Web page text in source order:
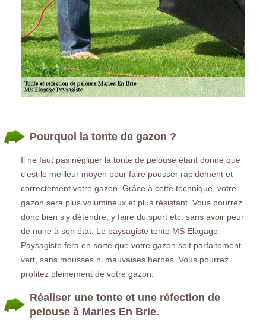
Pourquoi la tonte de gazon ?
Il ne faut pas négliger la tonte de pelouse étant donné que
c’est le meilleur moyen pour faire pousser rapidement et
correctement votre gazon. Grâce à cette technique, votre
gazon sera plus volumineux et plus résistant. Vous pourrez
donc bien s’y détendre, y faire du sport etc. sans avoir peur
de nuire à son état. Le paysagiste tonte MS Elagage
Paysagiste fera en sorte que votre gazon soit parfaitement
vert, sans mousses ni mauvaises herbes. Vous pourrez
profitez pleinement de votre gazon.
Réaliser une tonte et une réfection de
pelouse à Marles En Brie.